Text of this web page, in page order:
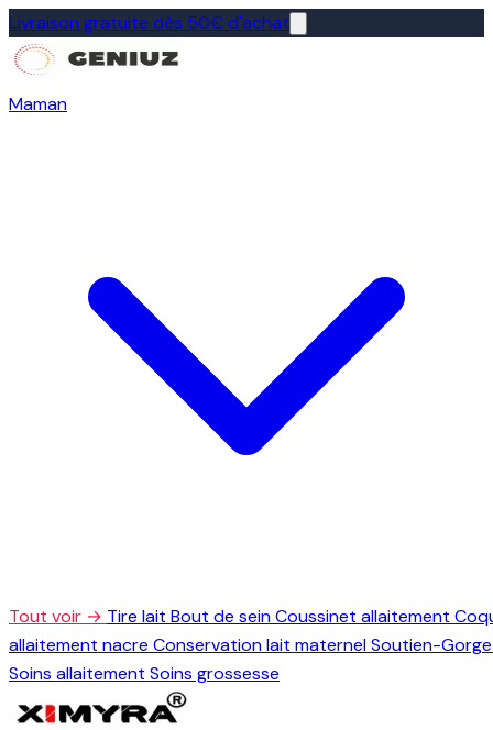
Livraison gratuite dès 50€ d'achat
Maman
Tout voir → Tire lait Bout de seinCoussinet allaitement
allaitement nacre Conservation lait maternelSoutien-
Soins allaitement Soins grossesse